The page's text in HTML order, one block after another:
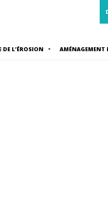
DE L’ÉROSION AMÉNAGEMENT